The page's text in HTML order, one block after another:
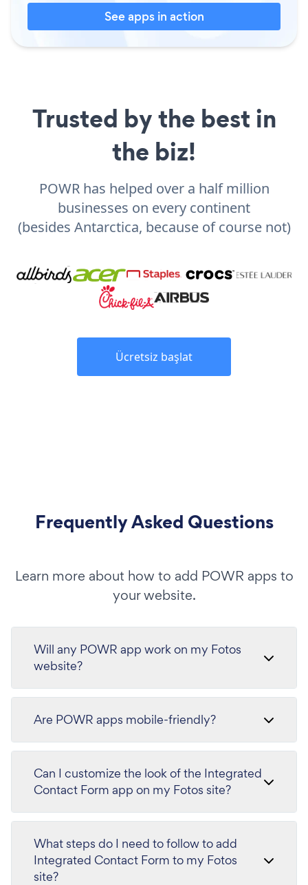
See apps in action
Trusted by the best in
the biz!
POWR has helped over a half million
businesses on every continent
(besides Antarctica, because of course not)
Ücretsiz başlat
Frequently Asked Questions
Learn more about how to add POWR apps to
your website.
Will any POWR app work on my Fotos
website?
Are POWR apps mobile-friendly?
Can I customize the look of the Integrated
Contact Form app on my Fotos site?
What steps do I need to follow to add
Integrated Contact Form to my Fotos
site?